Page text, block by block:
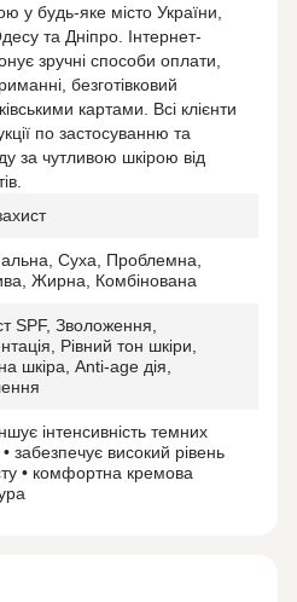
у будь-яке місто України,
та Дніпро. Інтернет-
зручні способи оплати,
безготівковий
картами. Всі клієнти
по застосуванню та
за чутливою шкірою від
Суха, Проблемна,
Жирна, Комбінована
SPF, Зволоження,
Рівний тон шкіри,
шкіра, Anti-age дія,
інтенсивність темних
забезпечує високий рівень
• комфортна кремова